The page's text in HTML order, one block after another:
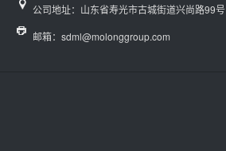
公司地址：山东省寿光市古城街道兴尚路99号
邮箱：sdml@molonggroup.com